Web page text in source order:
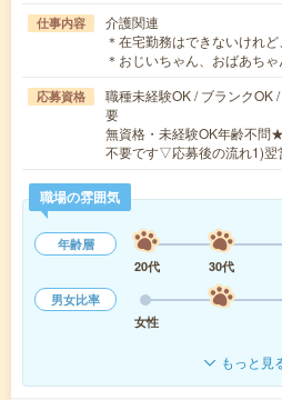
仕事内容
介護関連
＊在宅勤務はできないけれ
＊おじいちゃん、おばあち
応募資格
職種未経験OK / ブランクOK
要
無資格・未経験OK年齢不
不要です▽応募後の流れ1)
職場の雰囲気
年齢層
20代
30代
男女比率
女性
もっと見